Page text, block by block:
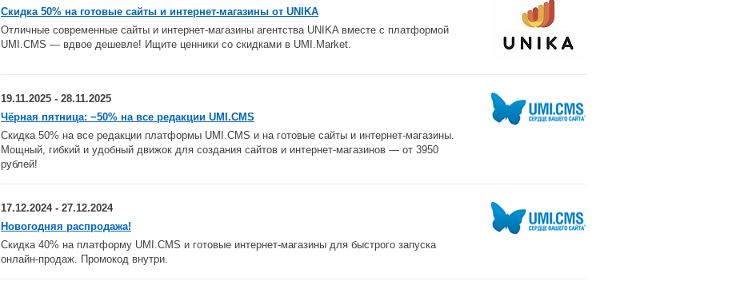
Скидка 50% на готовые сайты и интернет-магазины от UNIKA
Отличные современные сайты и интернет-магазины агентства UNIKA вместе с платформой
UMI.CMS — вдвое дешевле! Ищите ценники со скидками в UMI.Market.
19.11.2025 - 28.11.2025
Чёрная пятница: −50% на все редакции UMI.CMS
Cкидка 50% на все редакции платформы UMI.CMS и на готовые сайты и интернет-магазины.
Мощный, гибкий и удобный движок для создания сайтов и интернет-магазинов — от 3950
рублей!
17.12.2024 - 27.12.2024
Новогодняя распродажа!
Скидка 40% на платформу UMI.CMS и готовые интернет-магазины для быстрого запуска
онлайн-продаж. Промокод внутри.